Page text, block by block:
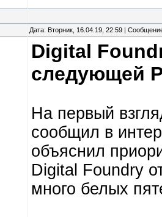
Дата: Вторник, 16.04.19, 22:59 |
Digital
следующей
На первый
сообщил в
объяснил
Digital Foundry
много белых